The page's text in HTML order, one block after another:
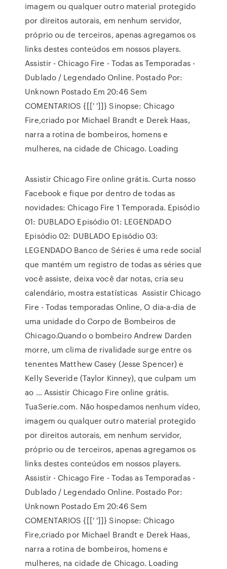
imagem ou qualquer outro material protegido
por direitos autorais, em nenhum servidor,
próprio ou de terceiros, apenas agregamos os
links destes conteúdos em nossos players.
Assistir - Chicago Fire - Todas as Temporadas -
Dublado / Legendado Online. Postado Por:
Unknown Postado Em 20:46 Sem
COMENTARIOS {[[' ']]} Sinopse: Chicago
Fire,criado por Michael Brandt e Derek Haas,
narra a rotina de bombeiros, homens e
mulheres, na cidade de Chicago. Loading
Assistir Chicago Fire online grátis. Curta nosso
Facebook e fique por dentro de todas as
novidades: Chicago Fire 1 Temporada. Episódio
01: DUBLADO Episódio 01: LEGENDADO
Episódio 02: DUBLADO Episódio 03:
LEGENDADO Banco de Séries é uma rede social
que mantém um registro de todas as séries que
você assiste, deixa você dar notas, cria seu
calendário, mostra estatísticas Assistir Chicago
Fire - Todas temporadas Online, O dia-a-dia de
uma unidade do Corpo de Bombeiros de
Chicago.Quando o bombeiro Andrew Darden
morre, um clima de rivalidade surge entre os
tenentes Matthew Casey (Jesse Spencer) e
Kelly Severide (Taylor Kinney), que culpam um
ao … Assistir Chicago Fire online grátis.
TuaSerie.com. Não hospedamos nenhum vídeo,
imagem ou qualquer outro material protegido
por direitos autorais, em nenhum servidor,
próprio ou de terceiros, apenas agregamos os
links destes conteúdos em nossos players.
Assistir - Chicago Fire - Todas as Temporadas -
Dublado / Legendado Online. Postado Por:
Unknown Postado Em 20:46 Sem
COMENTARIOS {[[' ']]} Sinopse: Chicago
Fire,criado por Michael Brandt e Derek Haas,
narra a rotina de bombeiros, homens e
mulheres, na cidade de Chicago. Loading